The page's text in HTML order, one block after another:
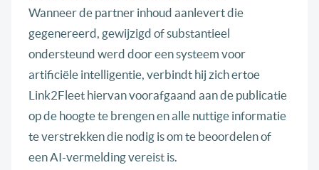
Wanneer de partner inhoud aanlevert die
gegenereerd, gewijzigd of substantieel
ondersteund werd door een systeem voor
artificiële intelligentie, verbindt hij zich ertoe
Link2Fleet hiervan voorafgaand aan de publicatie
op de hoogte te brengen en alle nuttige informatie
te verstrekken die nodig is om te beoordelen of
een AI-vermelding vereist is.